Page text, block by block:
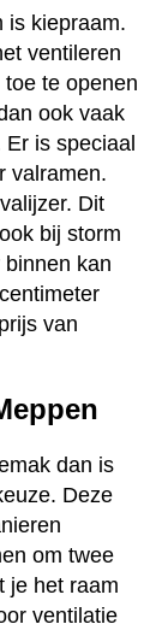
is kiepraam.
ventileren
te openen
ook vaak
is speciaal
valramen.
Dit
bij storm
kan
van
dan is
Deze
om twee
je het raam
ventilatie